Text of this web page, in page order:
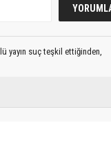
yayın suç teşkil ettiğinden,